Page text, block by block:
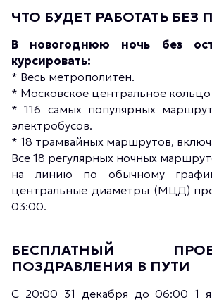
ЧТО БУДЕТ РАБОТАТЬ БЕЗ
В новогоднюю ночь без
курсировать:
* Весь метрополитен.
* Московское центральное
* 116 самых популярных
электробусов.
* 18 трамвайных маршрутов,
Все 18 регулярных ночных
на линию по обычному
центральные диаметры (МЦД)
03:00.
БЕСПЛАТНЫЙ
ПОЗДРАВЛЕНИЯ В ПУТИ
С 20:00 31 декабря до 06:00 1